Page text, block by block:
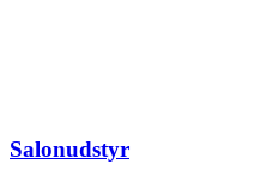
Salonudstyr